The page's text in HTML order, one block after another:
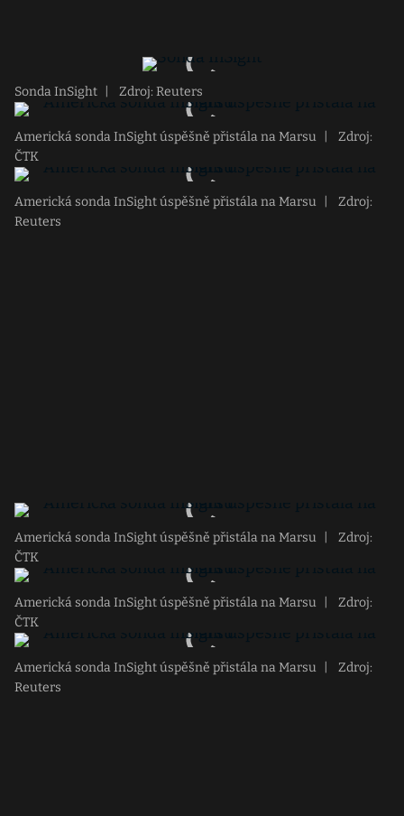
Sonda InSight Zdroj: Reuters
Americká sonda InSight úspěšně přistála na Marsu
Zdroj:
ČTK
Americká sonda InSight úspěšně přistála na Marsu
Zdroj:
Reuters
Americká sonda InSight úspěšně přistála na Marsu
Zdroj:
ČTK
Americká sonda InSight úspěšně přistála na Marsu
Zdroj:
ČTK
Americká sonda InSight úspěšně přistála na Marsu
Zdroj:
Reuters